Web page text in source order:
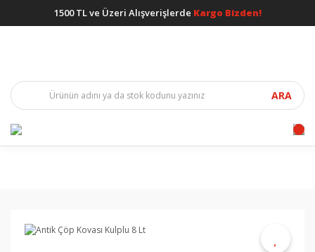
1500 TL ve Üzeri Alışverişlerde Kargo Bizden!
ARA